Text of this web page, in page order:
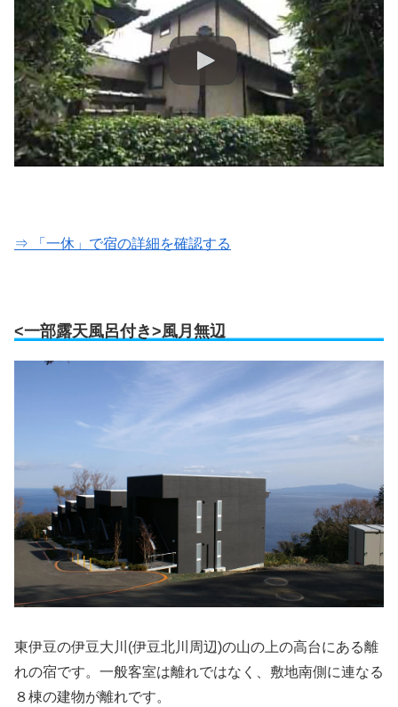
⇒ 「一休」で宿の詳細を確認する
<一部露天風呂付き>風月無辺
東伊豆の伊豆大川(伊豆北川周辺)の山の上の高台にある離
れの宿です。一般客室は離れではなく、敷地南側に連なる
８棟の建物が離れです。